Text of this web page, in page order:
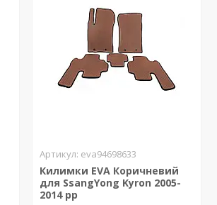
eva94698633
Килимки EVA Коричневий
для SsangYong Kyron 2005-
2014 рр